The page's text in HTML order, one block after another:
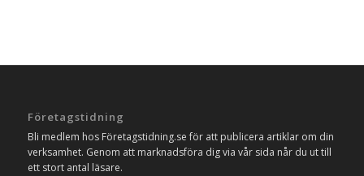
Företagstidning
Bli medlem hos Företagstidning.se för att publicera artiklar om din
verksamhet. Genom att marknadsföra dig via vår sida når du ut till
ett stort antal läsare.